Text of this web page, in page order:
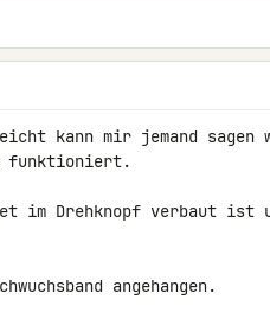
kann mir jemand sagen
funktioniert.
im Drehknopf verbaut
angehangen.